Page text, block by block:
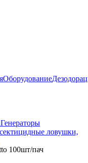
Оборудование
Генераторы
ловушки,
100шт/пач